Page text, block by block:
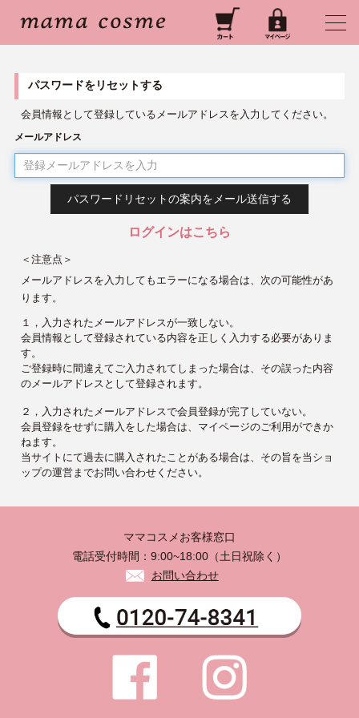
パスワードをリセットする
会員情報として登録しているメールアドレスを入力してください。
メールアドレス
ログインはこちら
＜注意点＞
メールアドレスを入力してもエラーになる場合は、次の可能性があ
ります。
１，入力されたメールアドレスが一致しない。
会員情報として登録されている内容を正しく入力する必要がありま
す。
ご登録時に間違えてご入力されてしまった場合は、その誤った内容
のメールアドレスとして登録されます。
２，入力されたメールアドレスで会員登録が完了していない。
会員登録をせずに購入をした場合は、マイページのご利用ができか
ねます。
当サイトにて過去に購入されたことがある場合は、その旨を当ショ
ップの運営までお問い合わせください。
ママコスメお客様窓口
電話受付時間：9:00~18:00（土日祝除く）
お問い合わせ